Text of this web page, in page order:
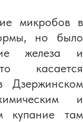
микробов в
но было
железа и
касается
Дзержинском
и
купание там